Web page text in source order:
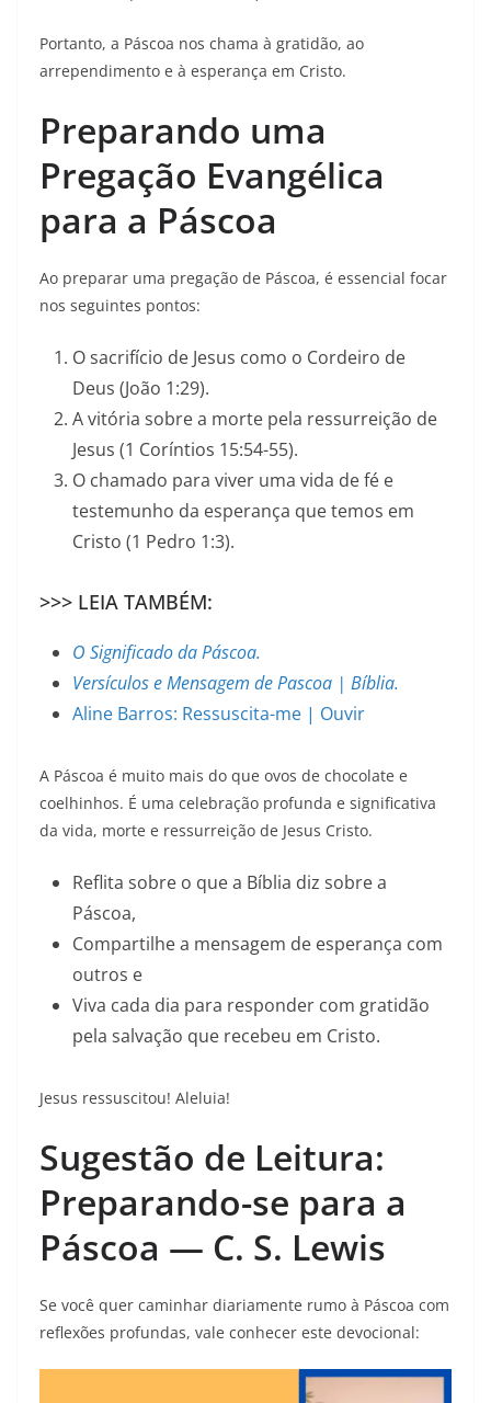
Portanto, a Páscoa nos chama à gratidão, ao
arrependimento e à esperança em Cristo.
Preparando uma
Pregação Evangélica
para a Páscoa
Ao preparar uma pregação de Páscoa, é essencial focar
nos seguintes pontos:
O sacrifício de Jesus como o Cordeiro de
Deus (João 1:29).
A vitória sobre a morte pela ressurreição de
Jesus (1 Coríntios 15:54-55).
O chamado para viver uma vida de fé e
testemunho da esperança que temos em
Cristo (1 Pedro 1:3).
>>> LEIA TAMBÉM:
O Significado da Páscoa.
Versículos e Mensagem de Pascoa | Bíblia.
Aline Barros: Ressuscita-me | Ouvir
A Páscoa é muito mais do que ovos de chocolate e
coelhinhos. É uma celebração profunda e significativa
da vida, morte e ressurreição de Jesus Cristo.
Reflita sobre o que a Bíblia diz sobre a
Páscoa,
Compartilhe a mensagem de esperança com
outros e
Viva cada dia para responder com gratidão
pela salvação que recebeu em Cristo.
Jesus ressuscitou! Aleluia!
Sugestão de Leitura:
Preparando-se para a
Páscoa — C. S. Lewis
Se você quer caminhar diariamente rumo à Páscoa com
reflexões profundas, vale conhecer este devocional: